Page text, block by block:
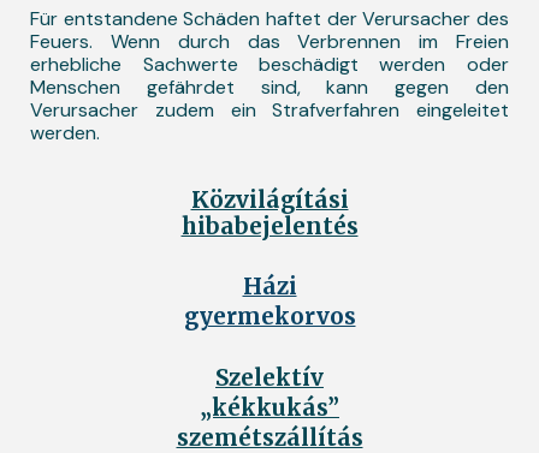
Für entstandene Schäden haftet der Verursacher des
Feuers. Wenn durch das Verbrennen im Freien
erhebliche Sachwerte beschädigt werden oder
Menschen gefährdet sind, kann gegen den
Verursacher zudem ein Strafverfahren eingeleitet
werden.
Közvilágítási
hibabejelentés
Házi
gyermekorvos
Szelektív
„kékkukás”
szemétszállítás